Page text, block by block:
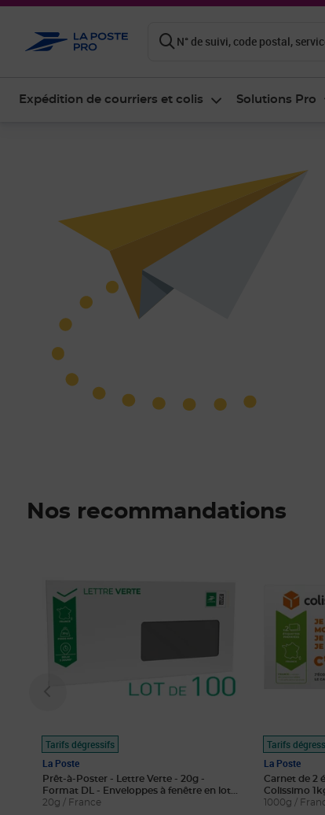
N° de suivi, code postal,
Expédition de courriers et colis Solutions Pro
Nos recommandations
Tarifs dégressifs
La Poste
Prêt-à-Poster - Lettre Verte - 20g -
Format DL - Enveloppes à fenêtre en lot
de 100
20g / France
Tarifs
La Poste
Carnet de 2
Colissimo
1000g /